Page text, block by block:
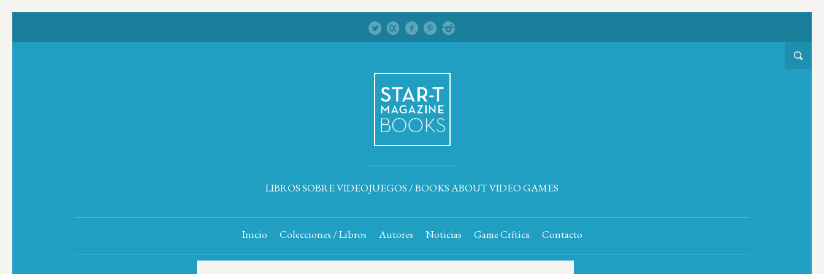
LIBROS SOBRE VIDEOJUEGOS / BOOKS ABOUT VIDEO GAMES
Inicio Colecciones / Libros Autores Noticias Game Crítica Contacto